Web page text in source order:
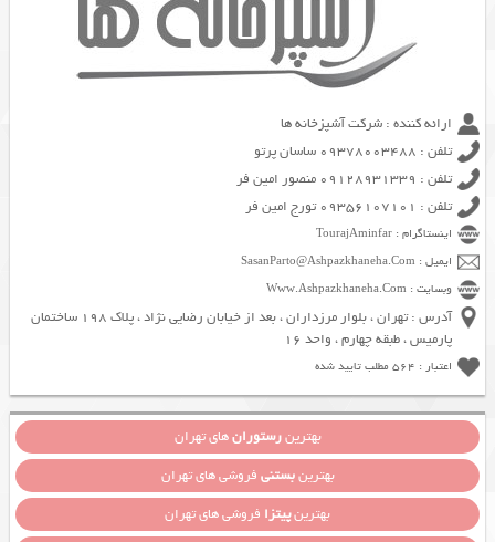
ارائه کننده : شرکت آشپزخانه ها
تلفن : 09378003488 ساسان پرتو
تلفن : 09128931339 منصور امین فر
تلفن : 09356107101 تورج امین فر
اینستاگرام : TourajAminfar
ایمیل : SasanParto@Ashpazkhaneha.Com
وبسایت : Www.Ashpazkhaneha.Com
آدرس : تهران ، بلوار مرزداران ، بعد از خیابان رضایی نژاد ، پلاک 198 ساختمان
پارمیس ، طبقه چهارم ، واحد 16
اعتبار : 564 مطلب تایید شده
بهترینرستورانهای تهران
بهترینبستنی فروشی های تهران
بهترینپیتزا فروشی های تهران